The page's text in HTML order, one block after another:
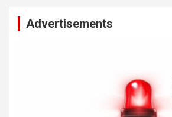
Advertisements